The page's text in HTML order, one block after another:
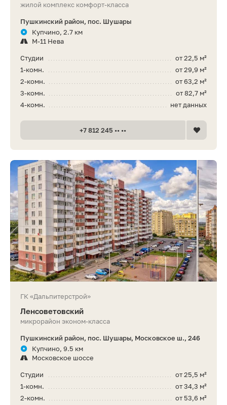
жилой комплекс комфорт-класса
Пушкинский район, пос. Шушары
Купчино, 2.7 км
М-11 Нева
от 22,5 м²
Студии
от 29,9 м²
1-комн.
от 63,2 м²
2-комн.
от 82,7 м²
3-комн.
нет данных
4-комн.
+7 812 245 •• ••
ГК «Дальпитерстрой»
Ленсоветовский
микрорайон эконом-класса
Пушкинский район, пос. Шушары, Московское ш., 246
Купчино, 9.5 км
Московское шоссе
от 25,5 м²
Студии
от 34,3 м²
1-комн.
от 53,6 м²
2-комн.